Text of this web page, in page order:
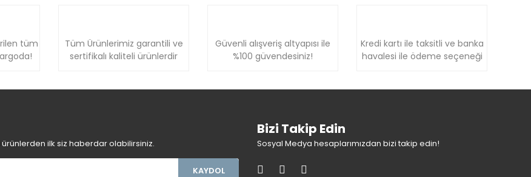
tüm
Tüm Ürünlerimiz garantili ve
sertifikalı kaliteli ürünlerdir
Güvenli alışveriş altyapısı ile
%100 güvendesiniz!
Kredi kartı ile taksitli ve banka
havalesi ile ödeme seçeneği
ilk siz haberdar olabilirsiniz.
KAYDOL
Bizi Takip Edin
Sosyal Medya hesaplarımızdan bizi takip edin!